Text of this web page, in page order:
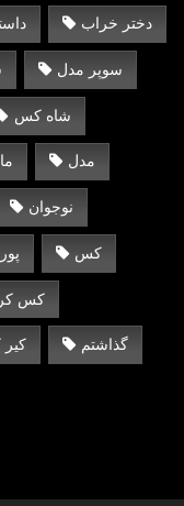
دختر خراب
سوپر مدل
شاه کس
مدل
نوجوان
کس
کس
گذاشتم